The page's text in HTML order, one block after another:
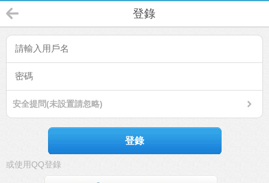
登錄
安全提問(未設置請忽略)
登錄
或使用QQ登錄